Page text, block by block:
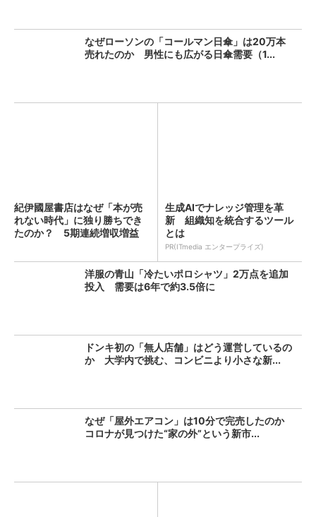
なぜローソンの「コールマン日傘」は20万本
売れたのか 男性にも広がる日傘需要（1...
紀伊國屋書店はなぜ「本が売
れない時代」に独り勝ちでき
たのか？ 5期連続増収増益
生成AIでナレッジ管理を革
新 組織知を統合するツール
とは
PR(ITmedia エンタープライズ)
洋服の青山「冷たいポロシャツ」2万点を追加
投入 需要は6年で約3.5倍に
ドンキ初の「無人店舗」はどう運営しているの
か 大学内で挑む、コンビニより小さな新...
なぜ「屋外エアコン」は10分で完売したのか
コロナが見つけた“家の外”という新市...